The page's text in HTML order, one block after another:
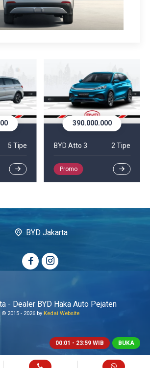
00:01 - 23:59 WIB BUKA
5 Tipe
390.000.000
BYD Atto 3 2 Tipe
Promo
BYD Jakarta
- Dealer BYD Haka Auto Pejaten
© 2015 - 2026 by Kedai Website